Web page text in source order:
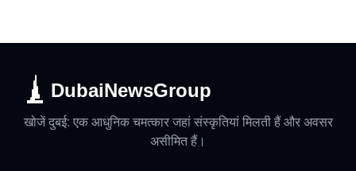
DubaiNewsGroup
खोजें दुबई: एक आधुनिक चमत्कार जहां संस्कृतियां मिलती हैं और अवसर
असीमित हैं।